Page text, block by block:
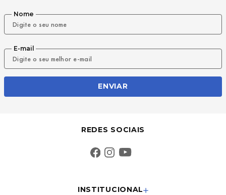
Nome
E-mail
ENVIAR
REDES SOCIAIS
INSTITUCIONAL